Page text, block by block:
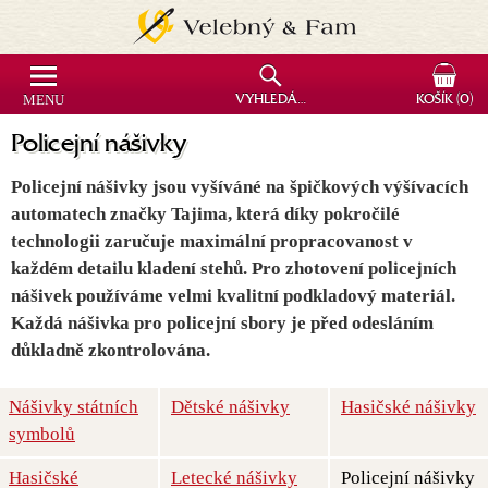
Policejní nášivky
Policejní nášivky jsou vyšíváné na špičkových výšívacích
automatech značky Tajima, která díky pokročilé
technologii zaručuje maximální propracovanost v
každém detailu kladení stehů. Pro zhotovení policejních
nášivek používáme velmi kvalitní podkladový materiál.
Každá nášivka pro policejní sbory je před odesláním
důkladně zkontrolována.
Nášivky státních
symbolů
Dětské nášivky Hasičské nášivky
Hasičské Letecké nášivky Policejní nášivky
MENU VYHLEDÁVÁNÍ KOŠÍK(0)